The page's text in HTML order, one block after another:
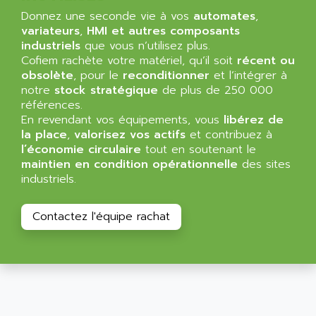
MINI MAESTRO
NT3
CYBER 4000
RPX30
SINUMERIK 820/
LOGO
SIMATIC MULTIPANEL
CL200
PWE
CL300
ALLEGRO MICROSYSTEMS
ALLEN
ALLEN BRADLEY
ALLEN CODIERGERATE GMBH
ALLEN CODING SYSTEMS
ALLEN SYSTEMS
ALLIANCE INSTRUMENTS
ALLIANCE MEMORY
ALLIED TELESIS
ALLIED TELESYN
ALLIED VISION
ALLISON
Donnez une seconde vie à vos automates,
variateurs, HMI et autres composants
industriels que vous n’utilisez plus.
Cofiem rachète votre matériel, qu’il soit récent ou
obsolète, pour le reconditionner et l’intégrer à
notre stock stratégique de plus de 250 000
références.
En revendant vos équipements, vous libérez de
la place, valorisez vos actifs et contribuez à
l’économie circulaire tout en soutenant le
maintien en condition opérationnelle des sites
industriels.
Contactez l'équipe rachat